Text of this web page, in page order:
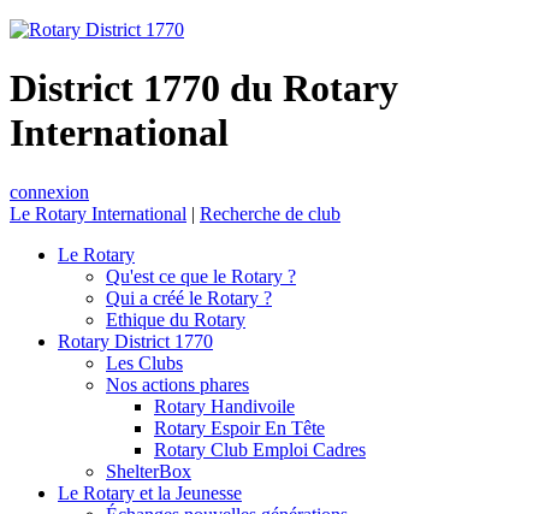
District 1770 du Rotary
International
connexion
Le Rotary International | Recherche de club
Le Rotary
Qu'est ce que le Rotary ?
Qui a créé le Rotary ?
Ethique du Rotary
Rotary District 1770
Les Clubs
Nos actions phares
Rotary Handivoile
Rotary Espoir En Tête
Rotary Club Emploi Cadres
ShelterBox
Le Rotary et la Jeunesse